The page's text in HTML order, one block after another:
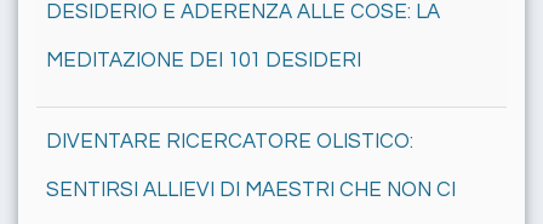
DESIDERIO E ADERENZA ALLE COSE: LA
MEDITAZIONE DEI 101 DESIDERI
DIVENTARE RICERCATORE OLISTICO:
SENTIRSI ALLIEVI DI MAESTRI CHE NON CI